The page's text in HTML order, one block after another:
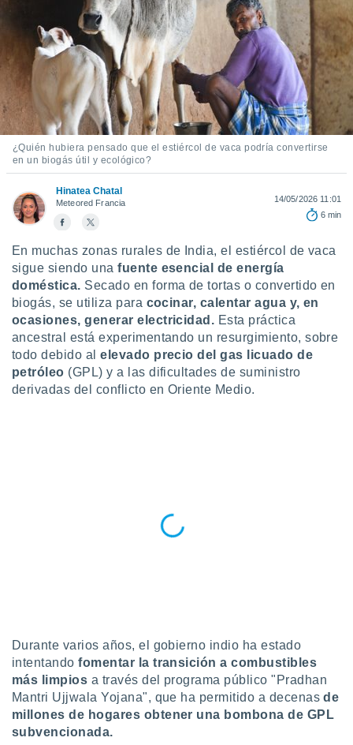
seguir
contenido
coste.
a la
la
todas
sean
nuestros
nos
y análisis
en
así como
perfil
y
en
más
cookies
aceptar
de
sitio
te
ACEPTAR
CONTINUAR
CONFIGURACIÓN
¿Quién hubiera pensado que el estiércol de vaca podría convertirse
en un biogás útil y ecológico?
Hinatea Chatal
Meteored Francia
14/05/2026 11:01
6 min
En muchas zonas rurales de India, el estiércol de vaca
sigue siendo unafuente esencial de energía
doméstica. Secado en forma de tortas o convertido en
biogás, se utiliza para cocinar, calentar agua y, en
ocasiones, generar electricidad. Esta práctica
ancestral está experimentando un resurgimiento, sobre
todo debido alelevado precio del gas licuado de
petróleo (GPL) y a las dificultades de suministro
derivadas del conflicto en Oriente Medio.
Durante varios años, el gobierno indio ha estado
intentandofomentar la transición a combustibles
más limpios a través del programa público "Pradhan
Mantri Ujjwala Yojana", que ha permitido a decenasde
millones de hogares obtener una bombona de GPL
subvencionada.